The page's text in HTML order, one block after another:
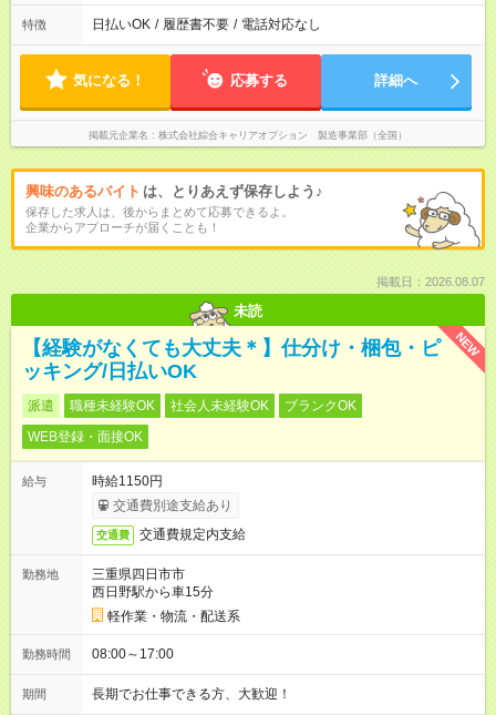
特徴 日払いOK / 履歴書不要 / 電話対応なし
気になる！ 応募する 詳細へ
掲載元企業名 株式会社綜合キャリアオプション 製造事業部（全国）
興味のあるバイト は、とりあえず保存しよう♪
保存した求人は、後からまとめて応募できるよ。
企業からアプローチが届くことも！
掲載日：2026.08.07
未読
NEW
【経験がなくても大丈夫＊】仕分け・梱包・ピ
ッキング/日払いOK
派遣 職種未経験OK 社会人未経験OK
ブランクOK
WEB登録・面接OK
給与
時給1150円
交通費別途支給あり
交通費 交通費規定内支給
勤務地
三重県四日市市
西日野駅から車15分
軽作業・物流・配送系
勤務時間 08:00～17:00
期間 長期でお仕事できる方、大歓迎！